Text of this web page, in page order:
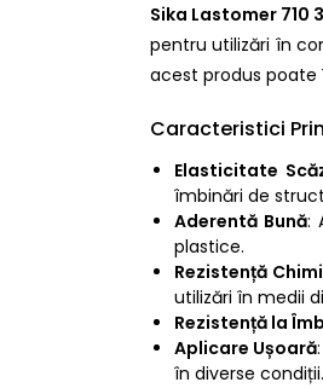
Sika Lastomer 710
pentru utilizări în
acest produs
Caracteristici
Elasticitate
îmbinări de
Aderentă Bună:
plastice.
Rezistență
utilizări în medii
Rezistență la
Aplicare Ușoară
în diverse condiții.